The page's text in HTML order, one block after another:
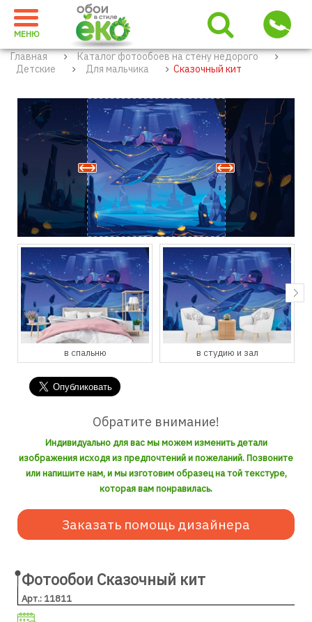
МЕНЮ
Главная
Каталог фотообоев на стену недорого
Детские
Для мальчика Сказочный кит
в студию и зал в кухню и столовую
Обратите внимание!
Индивидуально для вас мы можем изменить детали
изображения исходя из предпочтений и пожеланий. Позвоните
или напишите нам, и мы изготовим образец на той текстуре,
которая вам понравилась.
Заказать помощь дизайнера
Фотообои Сказочный кит
Арт.: 11811